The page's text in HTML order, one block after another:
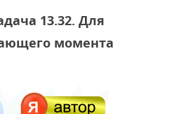
13.32. Для
момента